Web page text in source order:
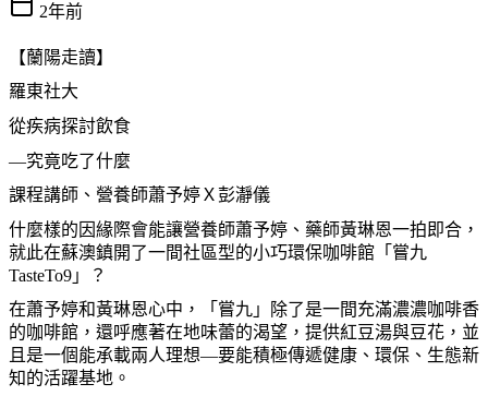
2年前
【蘭陽走讀】
羅東社大
從疾病探討飲食
—究竟吃了什麼
課程講師、營養師蕭予婷Ｘ彭瀞儀
什麼樣的因緣際會能讓營養師蕭予婷、藥師黃琳恩一拍即合，
就此在蘇澳鎮開了一間社區型的小巧環保咖啡館「嘗九
TasteTo9」？
在蕭予婷和黃琳恩心中，「嘗九」除了是一間充滿濃濃咖啡香
的咖啡館，還呼應著在地味蕾的渴望，提供紅豆湯與豆花，並
且是一個能承載兩人理想—要能積極傳遞健康、環保、生態新
知的活躍基地。